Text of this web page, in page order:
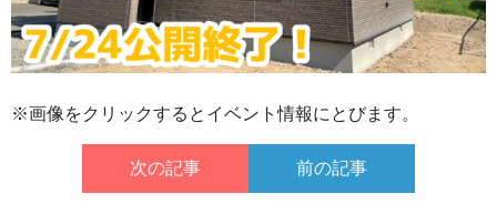
※画像をクリックするとイベント情報にとびます。
次の記事 前の記事